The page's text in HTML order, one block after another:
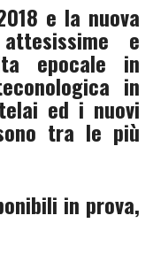
e la nuova
e
epocale in
in
ed i nuovi
tra le più
in prova,